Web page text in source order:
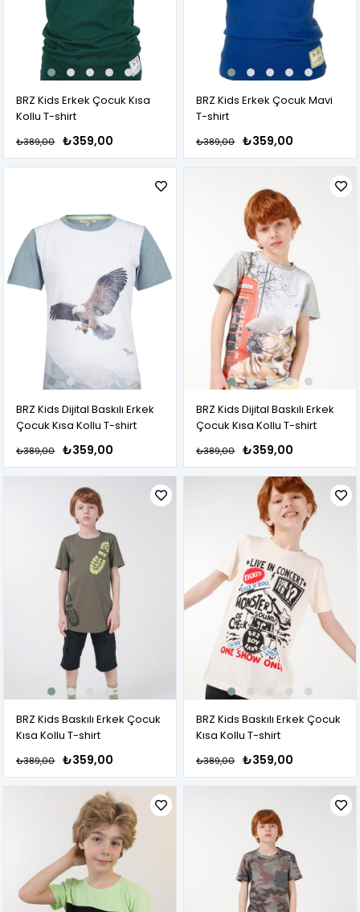
BRZ Kids Erkek Çocuk Kısa
Kollu T-shirt
₺359,00
₺389,00
BRZ Kids Erkek Çocuk Mavi
T-shirt
₺359,00
₺389,00
BRZ Kids Dijital Baskılı Erkek
Çocuk Kısa Kollu T-shirt
₺359,00
₺389,00
BRZ Kids Dijital Baskılı Erkek
Çocuk Kısa Kollu T-shirt
₺359,00
₺389,00
BRZ Kids Baskılı Erkek Çocuk
Kısa Kollu T-shirt
₺359,00
₺389,00
BRZ Kids Baskılı Erkek Çocuk
Kısa Kollu T-shirt
₺359,00
₺389,00